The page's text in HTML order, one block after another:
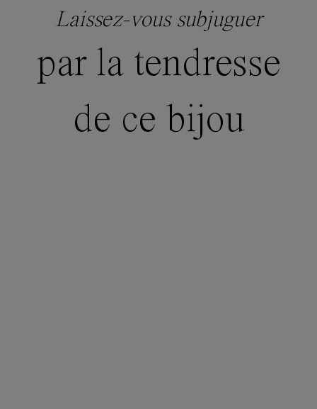
Laissez-vous subjuguer
par la tendresse
de ce bijou